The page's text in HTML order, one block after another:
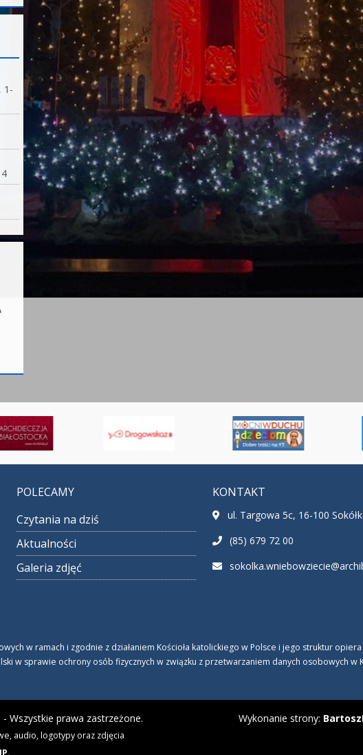
1-
POLECAMY
Czytania na dziś
Aktualności
Galeria zdjęć
KONTAKT
ul. Targowa 5c, 16-100
(85) 679 72 00
w ramach i zgodnie z działaniem Kościoła katolickiego w Polsce i jego struktur
w sprawie ochrony osób fizycznych w związku z przetwarzaniem danych osobowych w
- Wszystkie prawa zastrzeżone.
audio, logotypy oraz zdjęcia
Wykonanie strony: